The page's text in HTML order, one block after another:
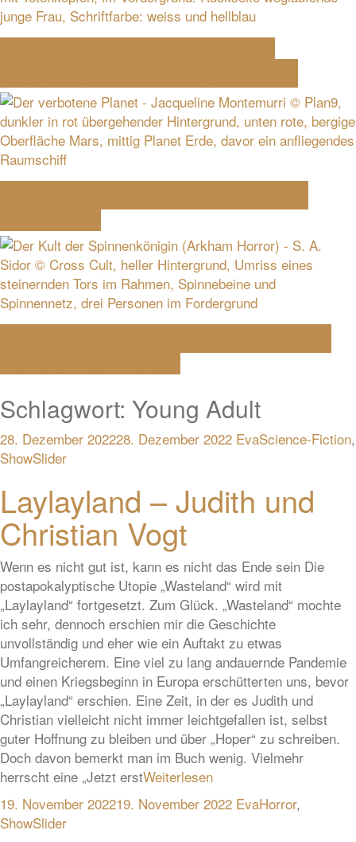
Schlagwort: Young Adult
28. Dezember 202228. Dezember 2022 EvaScience-Fiction,
ShowSlider
Laylayland – Judith und
Christian Vogt
Wenn es nicht gut ist, kann es nicht das Ende sein Die
postapokalyptische Utopie „Wasteland“ wird mit
„Laylayland“ fortgesetzt. Zum Glück. „Wasteland“ mochte
ich sehr, dennoch erschien mir die Geschichte
unvollständig und eher wie ein Auftakt zu etwas
Umfangreicherem. Eine viel zu lang andauernde Pandemie
und einen Kriegsbeginn in Europa erschütterten uns, bevor
„Laylayland“ erschien. Eine Zeit, in der es Judith und
Christian vielleicht nicht immer leichtgefallen ist, selbst
guter Hoffnung zu bleiben und über „Hoper“ zu schreiben.
Doch davon bemerkt man im Buch wenig. Vielmehr
herrscht eine „Jetzt erstWeiterlesen
19. November 202219. November 2022 EvaHorror,
ShowSlider